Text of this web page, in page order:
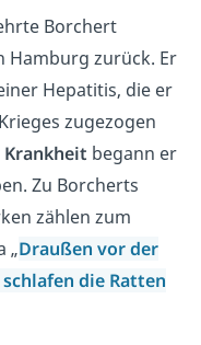
Borchert
Hamburg zurück. Er
Hepatitis, die er
zugezogen
Krankheit begann er
Zu Borcherts
zählen zum
„Draußen vor der
die Ratten